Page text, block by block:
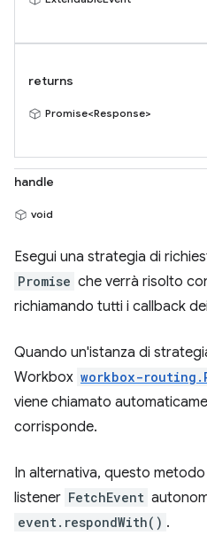
returns
Promise<Response>
handle
void
Esegui una strategia di
Promise che verrà risolto
richiamando tutti i callback
Quando un'istanza di
Workbox workbox-
viene chiamato
corrisponde.
In alternativa, questo
listener FetchEvent
event.respondWith() .